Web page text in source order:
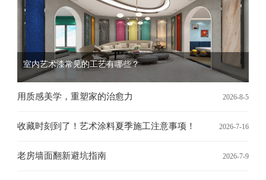
室内艺术漆常见的工艺有哪些？
2026-8-5
用质感美学，重塑家的治愈力
2026-7-16
收藏时刻到了！艺术涂料夏季施工注意事项！
2026-7-9
老房墙面翻新避坑指南